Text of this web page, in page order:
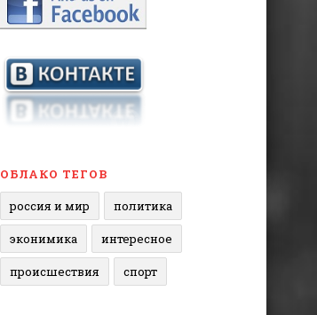
ОБЛАКО ТЕГОВ
россия и мир
политика
эконимика интересное
происшествия спорт